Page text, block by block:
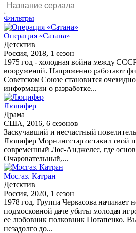
Фильтры
Операция «Сатана»
Детектив
Россия, 2018, 1 сезон
1975 год - холодная война между
вооружений. Напряженно работают
Советском Союзе становится
информации о разработке...
Люцифер
Драма
США, 2016, 6 сезонов
Заскучавший и несчастный
Люцифер Морнингстар оставил свой
современный Лос-Анджелес, где
Очаровательный,...
Мосгаз. Катран
Детектив
Россия, 2020, 1 сезон
1978 год. Группа Черкасова начинает
подмосковной даче убиты молодая
ее любовник полковник Потапенко.
незадолго до...